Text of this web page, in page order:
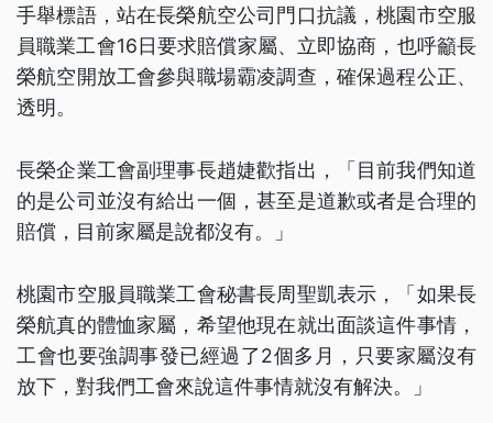
手舉標語，站在長榮航空公司門口抗議，桃園市空服
員職業工會16日要求賠償家屬、立即協商，也呼籲長
榮航空開放工會參與職場霸凌調查，確保過程公正、
透明。
長榮企業工會副理事長趙婕歡指出，「目前我們知道
的是公司並沒有給出一個，甚至是道歉或者是合理的
賠償，目前家屬是說都沒有。」
桃園市空服員職業工會秘書長周聖凱表示，「如果長
榮航真的體恤家屬，希望他現在就出面談這件事情，
工會也要強調事發已經過了2個多月，只要家屬沒有
放下，對我們工會來說這件事情就沒有解決。」